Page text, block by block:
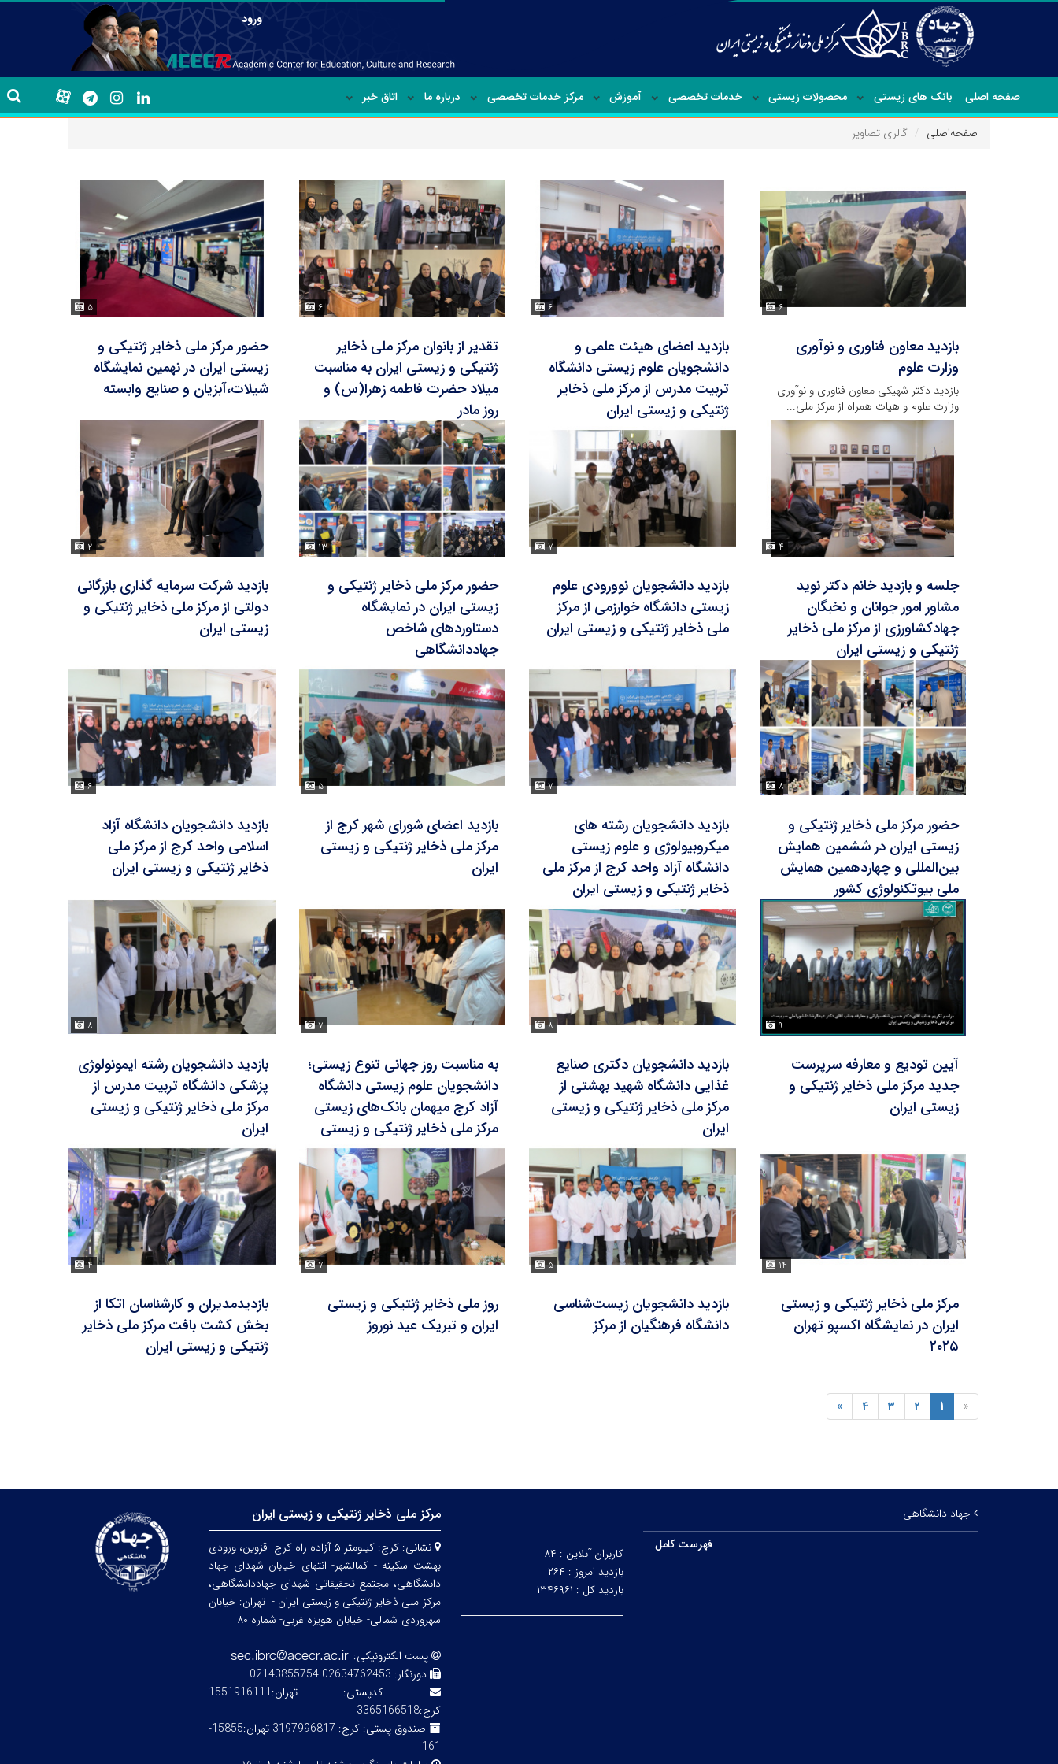
ورود
صفحه اصلی بانک های زیستی محصولات زیستی خدمات تخصصی آموزش مرکز خدمات تخصصی درباره ما اتاق خبر
صفحه‌اصلی گالری تصاویر
۶
بازدید معاون فناوری و نوآوری
وزارت علوم
بازدید دکتر شهیکی معاون فناوری و نوآوری
وزارت علوم و هیات همراه از مرکز ملی...
۶
بازدید اعضای هیئت علمی و
دانشجویان علوم زیستی دانشگاه
تربیت مدرس از مرکز ملی ذخایر
ژنتیکی و زیستی ایران
۶
تقدیر از بانوان مرکز ملی ذخایر
ژنتیکی و زیستی ایران به مناسبت
میلاد حضرت فاطمه زهرا(س) و
روز مادر
۵
حضور مرکز ملی ذخایر ژنتیکی و
زیستی ایران در نهمین نمایشگاه
شیلات،آبزیان و صنایع وابسته
۴
جلسه و بازدید خانم دکتر نوید
مشاور امور جوانان و نخبگان
جهادکشاورزی از مرکز ملی ذخایر
ژنتیکی و زیستی ایران
۷
بازدید دانشجویان نوورودی علوم
زیستی دانشگاه خوارزمی از مرکز
ملی ذخایر ژنتیکی و زیستی ایران
۱۳
حضور مرکز ملی ذخایر ژنتیکی و
زیستی ایران در نمایشگاه
دستاوردهای شاخص
جهاددانشگاهی
۲
بازدید شرکت سرمایه گذاری بازرگانی
دولتی از مرکز ملی ذخایر ژنتیکی و
زیستی ایران
۸
حضور مرکز ملی ذخایر ژنتیکی و
زیستی ایران در ششمین همایش
بین‌المللی و چهاردهمین همایش
ملی بیوتکنولوژی کشور
۷
بازدید دانشجویان رشته های
میکروبیولوژی و علوم زیستی
دانشگاه آزاد واحد کرج از مرکز ملی
ذخایر ژنتیکی و زیستی ایران
۵
بازدید اعضای شورای شهر کرج از
مرکز ملی ذخایر ژنتیکی و زیستی
ایران
۶
بازدید دانشجویان دانشگاه آزاد
اسلامی واحد کرج از مرکز ملی
ذخایر ژنتیکی و زیستی ایران
۹
آیین تودیع و معارفه سرپرست
جدید مرکز ملی ذخایر ژنتیکی و
زیستی ایران
۸
بازدید دانشجویان دکتری صنایع
غذایی دانشگاه شهید بهشتی از
مرکز ملی ذخایر ژنتیکی و زیستی
ایران
۷
به مناسبت روز جهانی تنوع زیستی؛
دانشجویان علوم زیستی دانشگاه
آزاد کرج میهمان بانک‌های زیستی
مرکز ملی ذخایر ژنتیکی و زیستی
ایران شدند
۸
بازدید دانشجویان رشته ایمونولوژی
پزشکی دانشگاه تربیت مدرس از
مرکز ملی ذخایر ژنتیکی و زیستی
ایران
۱۴
مرکز ملی ذخایر ژنتیکی و زیستی
ایران در نمایشگاه اکسپو تهران
۲۰۲۵
۵
بازدید دانشجویان زیست‌شناسی
دانشگاه فرهنگیان از مرکز
۷
روز ملی ذخایر ژنتیکی و زیستی
ایران و تبریک عید نوروز
۴
بازدیدمدیران و کارشناسان اتکا از
بخش کشت بافت مرکز ملی ذخایر
ژنتیکی و زیستی ایران
«
1
2
3
4
»
جهاد دانشگاهی
فهرست کامل
کاربران آنلاین : ۸۴
بازدید امروز : ۲۶۴
بازدید کل : ۱۳۴۶۹۶۱
مرکز ملی ذخایر ژنتیکی و زیستی ایران
نشانی:
کرج: کیلومتر ۵ آزاده راه کرج- قزوین، ورودی
بهشت سکینه - کمالشهر- انتهای خیابان شهدای جهاد
دانشگاهی، مجتمع تحقیقاتی شهدای جهاددانشگاهی،
مرکز ملی ذخایر ژنتیکی و زیستی ایران - تهران: خیابان
سهروردی شمالی- خیابان هویزه غربی- شماره ۸۰
پست الکترونیکی:
دورنگار: 02634762453 02143855754
کدپستی:
تهران:1551916111
کرج:3365166518
صندوق پستی:
کرج: 3197996817 تهران:15855-
161